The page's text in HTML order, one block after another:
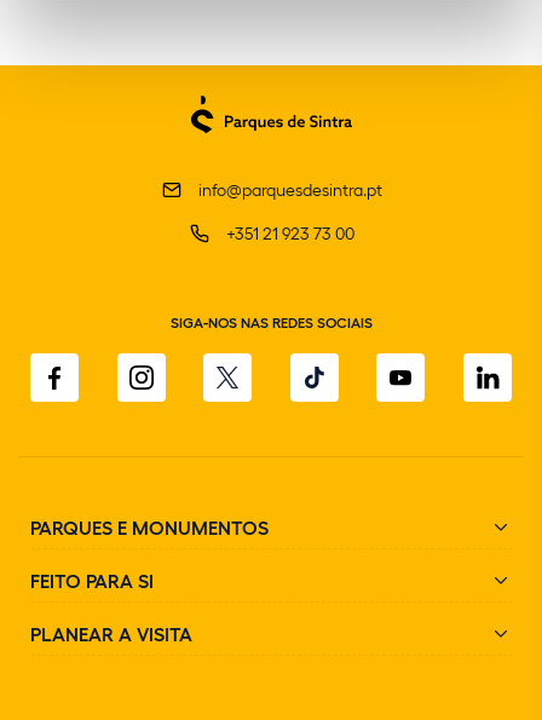
info@parquesdesintra.pt
+351 21 923 73 00
SIGA-NOS NAS REDES SOCIAIS
PARQUES E MONUMENTOS
FEITO PARA SI
PLANEAR A VISITA